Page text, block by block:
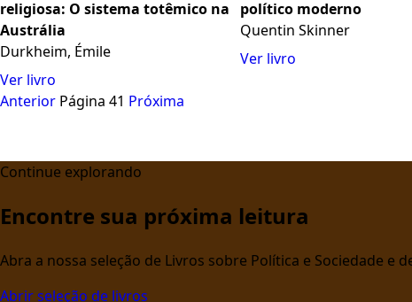
religiosa: O sistema totêmico na
Austrália
Durkheim, Émile
Ver livro
político moderno
Quentin Skinner
Ver livro
Anterior Página 41 Próxima
Continue explorando
Encontre sua próxima leitura
Abra a nossa seleção de Livros sobre Política e Sociedade
Abrir seleção de livros